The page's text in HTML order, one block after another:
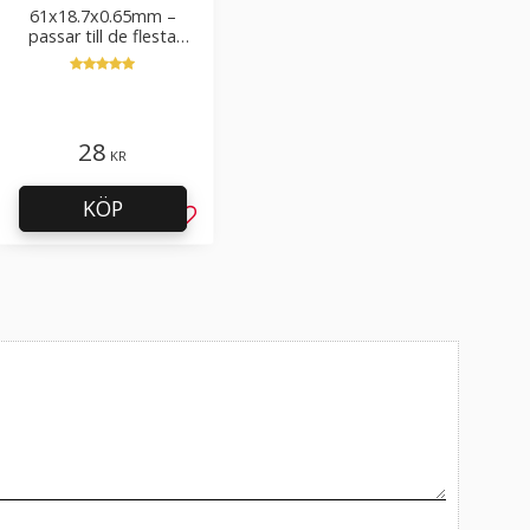
i favoriter
61x18.7x0.65mm –
passar till de flesta
knivar – lång hållbarhet
28 KR
Lägg till i favoriter
KÖP